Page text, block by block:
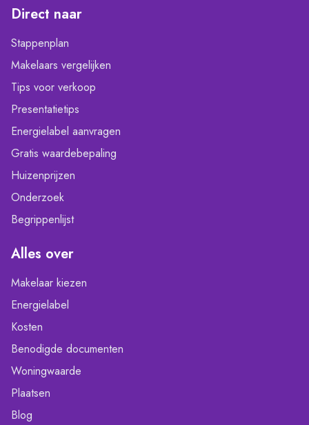
Direct naar
Stappenplan
Makelaars vergelijken
Tips voor verkoop
Presentatietips
Energielabel aanvragen
Gratis waardebepaling
Huizenprijzen
Onderzoek
Begrippenlijst
Alles over
Makelaar kiezen
Energielabel
Kosten
Benodigde documenten
Woningwaarde
Plaatsen
Blog